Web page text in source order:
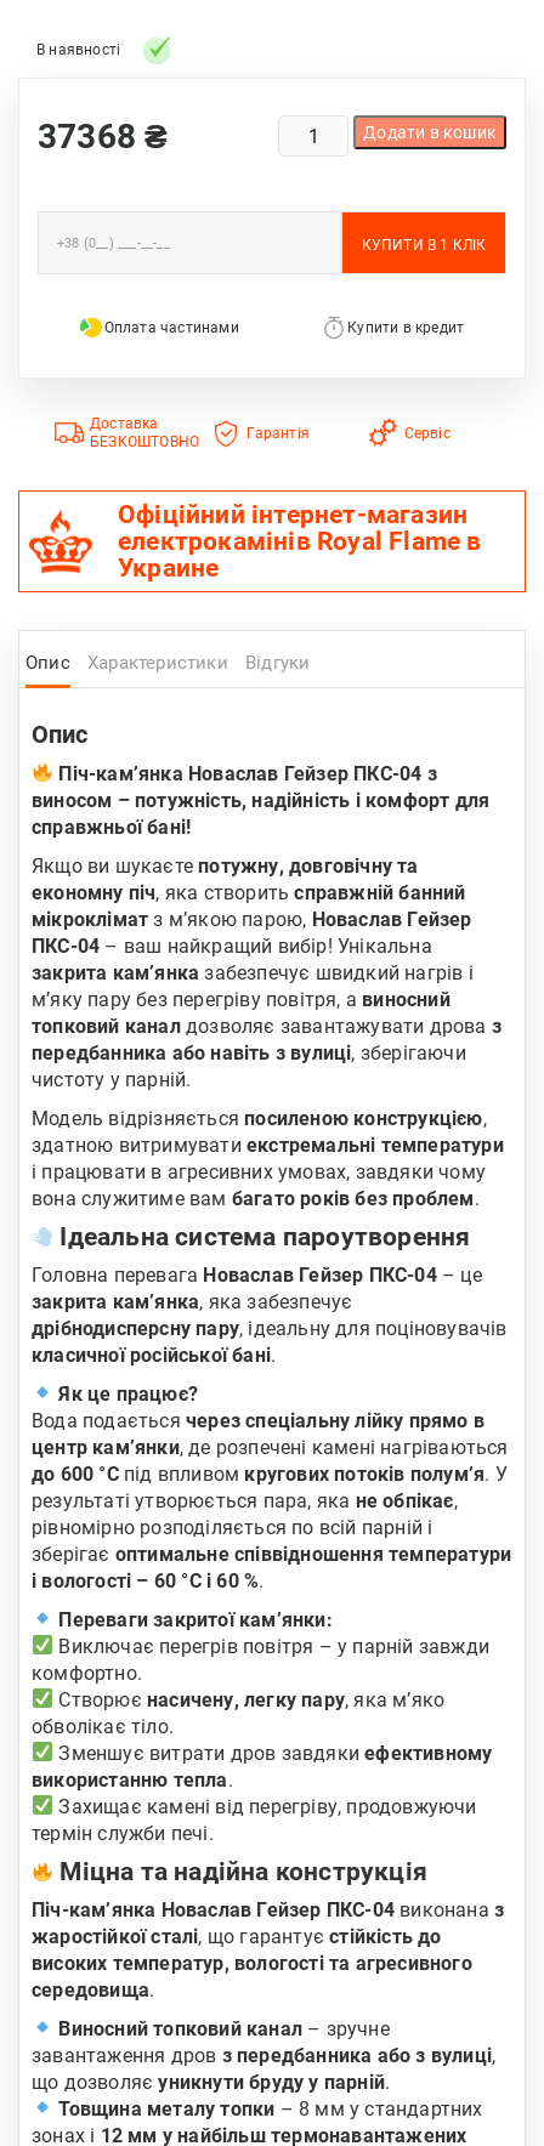
В наявності
37368₴
ПІЧ-
КАМ'ЯНКА
ГЕЙЗЕР
КІЛЬКІСТЬ
Додати в кошик
Оплата частинами Купити в кредит
Доставка
БЕЗКОШТОВНО
Гарантія Сервіс
Офіційний інтернет-магазин
електрокамінів Royal Flame в
Украине
Опис Характеристики Відгуки
Опис
Піч-кам’янка Новаслав Гейзер ПКС-04 з
виносом – потужність, надійність і комфорт для
справжньої бані!
Якщо ви шукаєтепотужну, довговічну та
економну піч, яка створитьсправжній банний
мікроклімат з м’якою парою, Новаслав Гейзер
ПКС-04 – ваш найкращий вибір! Унікальна
закрита кам’янка забезпечує швидкий нагрів і
м’яку пару без перегріву повітря, а виносний
топковий каналдозволяє завантажувати дрова з
передбанника або навіть з вулиці, зберігаючи
чистоту у парній.
Модель відрізняєтьсяпосиленою конструкцією,
здатною витримувати екстремальні температури
і працювати в агресивних умовах, завдяки чому
вона служитиме вам багато років без проблем.
Ідеальна система пароутворення
Головна перевага Новаслав Гейзер ПКС-04– це
закрита кам’янка, яка забезпечує
дрібнодисперсну пару, ідеальну для поціновувачів
класичної російської бані.
Як це працює?
Вода подається через спеціальну лійку прямо в
центр кам’янки, де розпечені камені нагріваються
до 600 °Спід впливом кругових потоків полум’я. У
результаті утворюється пара, яка не обпікає,
рівномірно розподіляється по всій парній і
зберігає оптимальне співвідношення температури
і вологості – 60 °С і 60 %.
Переваги закритої кам’янки:
Виключає перегрів повітря – у парній завжди
комфортно.
Створюєнасичену, легку пару, яка м’яко
обволікає тіло.
Зменшує витрати дров завдякиефективному
використанню тепла.
Захищає камені від перегріву, продовжуючи
термін служби печі.
Міцна та надійна конструкція
Піч-кам’янка Новаслав Гейзер ПКС-04 виконана з
жаростійкої сталі, що гарантуєстійкість до
високих температур, вологості та агресивного
середовища.
Виносний топковий канал – зручне
завантаження дров з передбанника або з вулиці,
що дозволяєуникнути бруду у парній.
Товщина металу топки – 8 мм у стандартних
зонах і 12 мм у найбільш термонавантажених